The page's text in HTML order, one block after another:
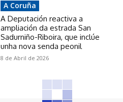
A Coruña
A Deputación reactiva a
ampliación da estrada San
Sadurniño-Riboira, que inclúe
unha nova senda peonil
8 de Abril de 2026